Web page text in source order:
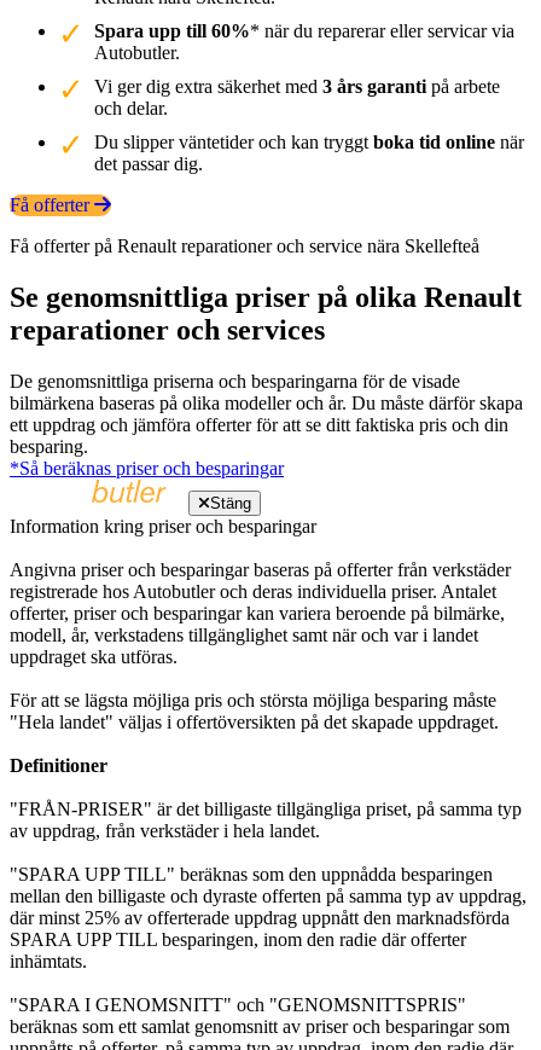
Spara upp till 60%* när du reparerar eller servicar via
Autobutler.
Vi ger dig extra säkerhet med 3 års garanti på arbete
och delar.
Du slipper väntetider och kan tryggt boka tid online när
det passar dig.
Få offerter
Få offerter på Renault reparationer och service nära Skellefteå
Se genomsnittliga priser på olika Renault
reparationer och services
De genomsnittliga priserna och besparingarna för de visade
bilmärkena baseras på olika modeller och år. Du måste därför skapa
ett uppdrag och jämföra offerter för att se ditt faktiska pris och din
besparing.
*Så beräknas priser och besparingar
Stäng
Information kring priser och besparingar
Angivna priser och besparingar baseras på offerter från verkstäder
registrerade hos Autobutler och deras individuella priser. Antalet
offerter, priser och besparingar kan variera beroende på bilmärke,
modell, år, verkstadens tillgänglighet samt när och var i landet
uppdraget ska utföras.
För att se lägsta möjliga pris och största möjliga besparing måste
"Hela landet" väljas i offertöversikten på det skapade uppdraget.
Definitioner
"FRÅN-PRISER" är det billigaste tillgängliga priset, på samma typ
av uppdrag, från verkstäder i hela landet.
"SPARA UPP TILL" beräknas som den uppnådda besparingen
mellan den billigaste och dyraste offerten på samma typ av uppdrag,
där minst 25% av offerterade uppdrag uppnått den marknadsförda
SPARA UPP TILL besparingen, inom den radie där offerter
inhämtats.
"SPARA I GENOMSNITT" och "GENOMSNITTSPRIS"
beräknas som ett samlat genomsnitt av priser och besparingar som